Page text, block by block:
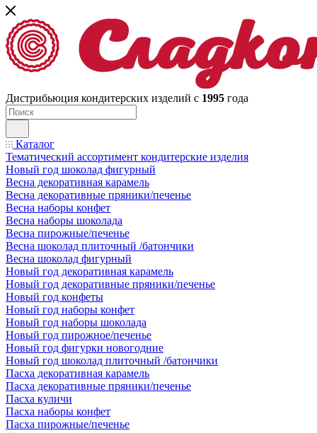
Дистрибьюция кондитерских изделий с 1995 года
Каталог
Тематический ассортимент кондитерские изделия
Новый год шоколад фигурный
Весна декоративная карамель
Весна декоративные пряники/печенье
Весна наборы конфет
Весна наборы шоколада
Весна пирожные/печенье
Весна шоколад плиточный /батончики
Весна шоколад фигурный
Новый год декоративная карамель
Новый год декоративные пряники/печенье
Новый год конфеты
Новый год наборы конфет
Новый год наборы шоколада
Новый год пирожное/печенье
Новый год фигурки новогодние
Новый год шоколад плиточный /батончики
Пасха декоративная карамель
Пасха декоративные пряники/печенье
Пасха куличи
Пасха наборы конфет
Пасха пирожные/печенье